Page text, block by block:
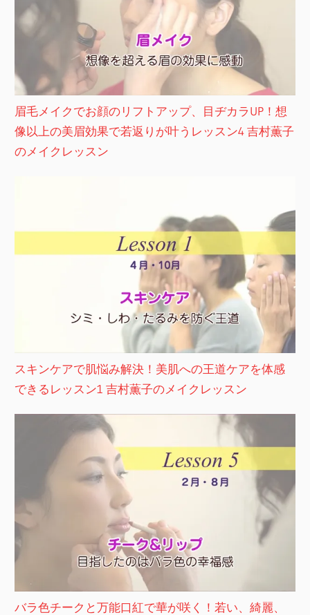
眉毛メイクでお顔のリフトアップ、目ヂカラUP！想
像以上の美眉効果で若返りが叶うレッスン4 吉村薫子
のメイクレッスン
スキンケアで肌悩み解決！美肌への王道ケアを体感
できるレッスン1 吉村薫子のメイクレッスン
バラ色チークと万能口紅で華が咲く！若い、綺麗、